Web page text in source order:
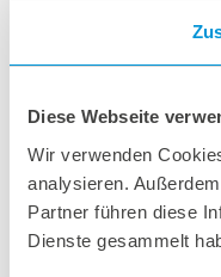
Diese Webseite
Wir verwenden
analysieren.
Partner führen diese
Dienste gesammelt